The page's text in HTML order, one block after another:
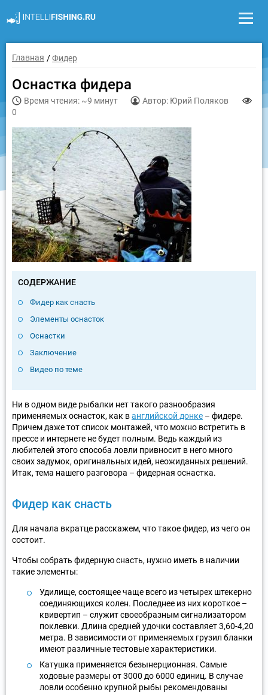
Главная Фидер
Оснастка фидера
Время чтения: ~9 минут
Автор: Юрий Поляков
0
СОДЕРЖАНИЕ
Фидер как снасть
Элементы оснасток
Оснастки
Заключение
Видео по теме
Ни в одном виде рыбалки нет такого разнообразия
применяемых оснасток, как ванглийской донке – фидере.
Причем даже тот список монтажей, что можно встретить в
прессе и интернете не будет полным. Ведь каждый из
любителей этого способа ловли привносит в него много
своих задумок, оригинальных идей, неожиданных решений.
Итак, тема нашего разговора – фидерная оснастка.
Фидер как снасть
Для начала вкратце расскажем, что такое фидер, из чего он
состоит.
Чтобы собрать фидерную снасть, нужно иметь в наличии
такие элементы:
Удилище, состоящее чаще всего из четырех штекерно
соединяющихся колен. Последнее из них короткое –
квивертип – служит своеобразным сигнализатором
поклевки. Длина средней удочки составляет 3,60-4,20
метра. В зависимости от применяемых грузил бланки
имеют различные тестовые характеристики.
Катушка применяется безынерционная. Самые
ходовые размеры от 3000 до 6000 единиц. В случае
ловли особенно крупной рыбы рекомендованы